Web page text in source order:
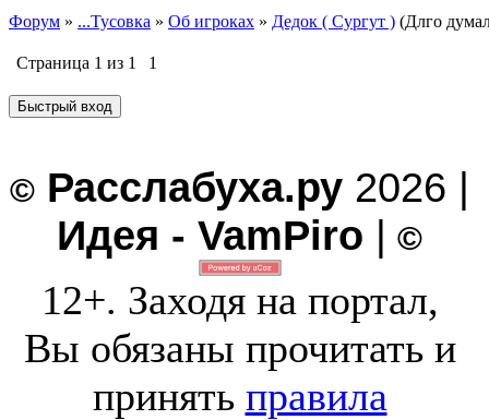
Форум » ...Тусовка » Об игроках » Дедок ( Сургут ) (Длго
Страница 1 из 1 1
© Расслабуха.ру 2026 |
Идея - VamPiro | ©
12+. Заходя на портал,
Вы обязаны прочитать и
принять правила